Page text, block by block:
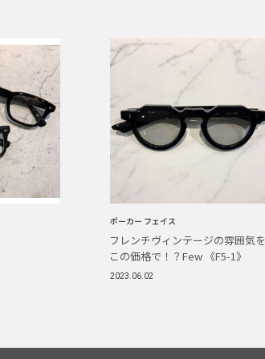
ポーカー フェイス
フレンチヴィンテージの雰囲気を
この価格で！？Few 《F5-1》
2023.06.02